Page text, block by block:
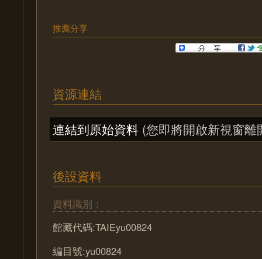
推薦分享
資源連結
連結到原始資料 (您即將開啟新視窗離
後設資料
資料識別：
館藏代碼:TAIEyu00824
編目號:yu00824